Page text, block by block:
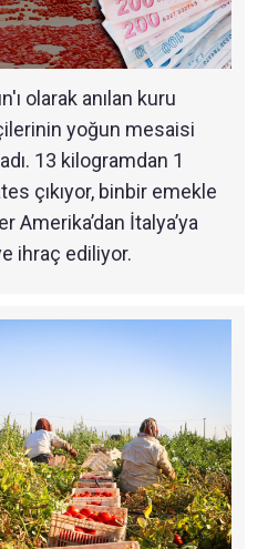
olarak anılan kuru
yoğun mesaisi
13 kilogramdan 1
çıkıyor, binbir emekle
Amerika’dan İtalya’ya
ihraç ediliyor.